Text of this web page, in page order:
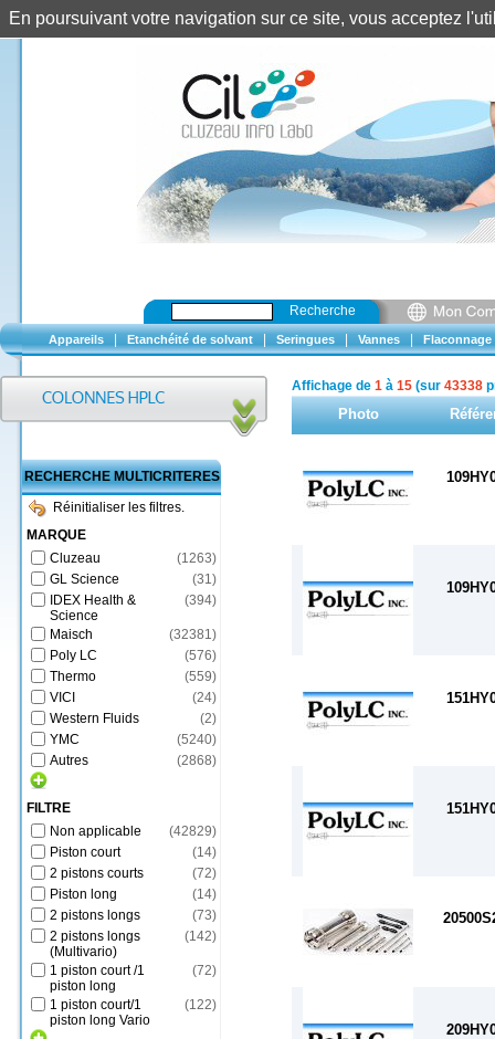
Recherche
Appareils Etanchéité de solvant Seringues Vannes Flaconnage
RECHERCHE MULTICRITERES
Réinitialiser les filtres.
MARQUE
Cluzeau
(1263)
GL Science
(31)
IDEX Health &
Science
(394)
Maisch (32381)
Poly LC
(576)
Thermo
(559)
VICI
(24)
Western Fluids
(2)
YMC
(5240)
Autres
(2868)
FILTRE
Non applicable
(42829)
Piston court
(14)
2 pistons courts
(72)
Piston long
(14)
2 pistons longs
(73)
2 pistons longs
(Multivario)
(142)
1 piston court /1
piston long
(72)
1 piston court/1
piston long Vario
(122)
Affichage de 1 à 15 (sur 43338
Photo
En poursuivant votre navigation sur ce site, vous acceptez